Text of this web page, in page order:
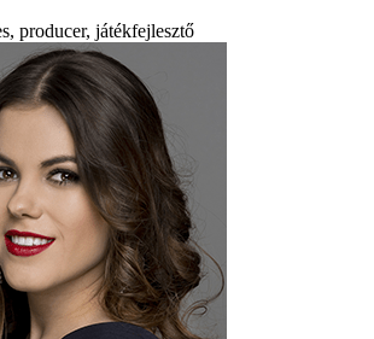
producer, játékfejlesztő